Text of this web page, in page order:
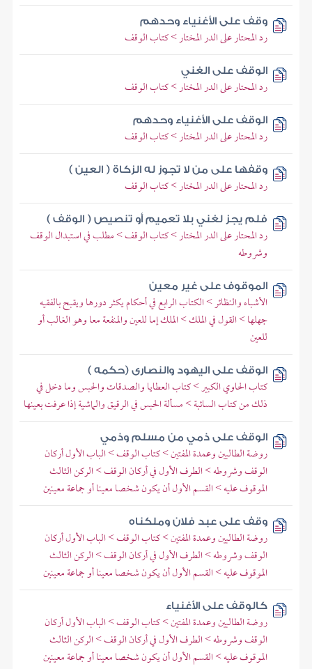
وقف على الأغنياء وحدهم
رد المحتار على الدر المختار > كتاب الوقف
الوقف على الغني
رد المحتار على الدر المختار > كتاب الوقف
الوقف على الأغنياء وحدهم
رد المحتار على الدر المختار > كتاب الوقف
وقفها على من لا تجوز له الزكاة ( العين )
رد المحتار على الدر المختار > كتاب الوقف
فلم يجز لغني بلا تعميم أو تنصيص ( الوقف )
رد المحتار على الدر المختار > كتاب الوقف > مطلب في استبدال الوقف
وشروطه
الموقوف على غير معين
الأشباه والنظائر > الكتاب الرابع في أحكام يكثر دورها ويقبح بالفقيه
جهلها > القول في الملك > الملك إما للعين والمنفعة معا وهو الغالب أو
للعين
الوقف على اليهود والنصارى (حكمه )
كتاب الحاوي الكبير > كتاب العطايا والصدقات والحبس وما دخل في
ذلك من كتاب السائبة > مسألة الحبس في الرقيق والماشية إذا عرفت بعينها
الوقف على ذمي من مسلم وذمي
روضة الطالبين وعمدة المفتين > كتاب الوقف > الباب الأول أركان
الوقف وشروطه > الطرف الأول في أركان الوقف > الركن الثالث
الموقوف عليه > القسم الأول أن يكون شخصا معينا أو جماعة معينين
وقف على عبد فلان وملكناه
روضة الطالبين وعمدة المفتين > كتاب الوقف > الباب الأول أركان
الوقف وشروطه > الطرف الأول في أركان الوقف > الركن الثالث
الموقوف عليه > القسم الأول أن يكون شخصا معينا أو جماعة معينين
كالوقف على الأغنياء
روضة الطالبين وعمدة المفتين > كتاب الوقف > الباب الأول أركان
الوقف وشروطه > الطرف الأول في أركان الوقف > الركن الثالث
الموقوف عليه > القسم الأول أن يكون شخصا معينا أو جماعة معينين